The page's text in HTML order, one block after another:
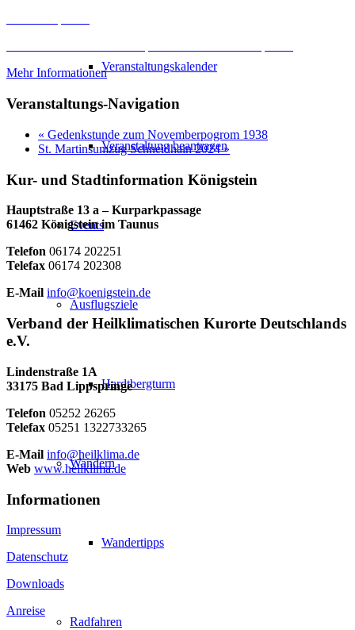
Veranstaltungskalender
Veranstaltung beantragen
Events
Ausflugsziele
Hardtbergturm
Wandern
Wandertipps
Radfahren
Mehr Informationen
Veranstaltungs-Navigation
« Gedenkstunde zum Novemberpogrom 1938
St. Martinsumzug Schneidhain 2024»
Kur- und Stadtinformation Königstein
Hauptstraße 13 a – Kurparkpassage
61462 Königstein im Taunus
Telefon 06174 202251
Telefax 06174 202308
E-Mail info@koenigstein.de
Verband der Heilklimatischen Kurorte Deutschlands
e.V.
Lindenstraße 1A
33175 Bad Lippspringe
Telefon 05252 26265
Telefax 05251 1322733265
E-Mail info@heilklima.de
Web www.heilklima.de
Informationen
Impressum
Datenschutz
Downloads
Anreise